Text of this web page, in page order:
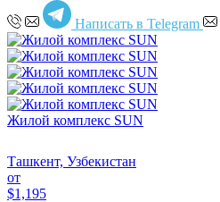
Написать в Telegram
Жилой комплекс SUN
Ташкент, Узбекистан
от
$1,195